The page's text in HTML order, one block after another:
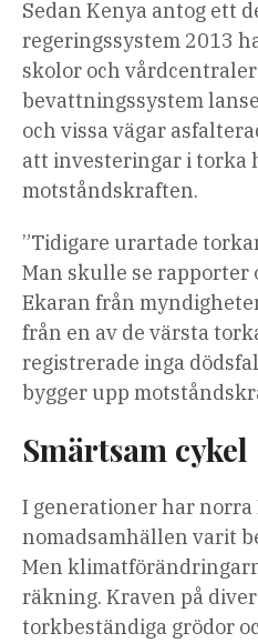
Sedan Kenya antog ett
regeringssystem 2013
skolor och
bevattningssystem
och vissa vägar
att investeringar i torka
motståndskraften.
”Tidigare urartade
Man skulle se rapporter
Ekaran från
från en av de värsta
registrerade inga
bygger upp
Smärtsam cykel
I generationer har norra
nomadsamhällen varit
Men
räkning. Kraven på
torkbeständiga grödor